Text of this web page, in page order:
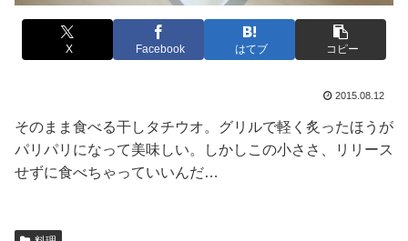
X Facebook はてブ コピー
2015.08.12
そのまま食べる干しタチウオ。グリルで軽く炙ったほうが
パリパリになって美味しい。しかしこの小ささ、リリース
せずに食べちゃっていいんだ…